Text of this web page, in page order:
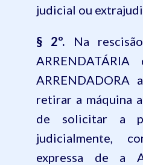
judicial ou
§ 2º. Na
ARRENDADORA
retirar a máquina
de solicitar a
judicialmente,
expressa de a